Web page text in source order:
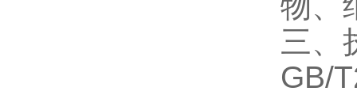
三、
GB/